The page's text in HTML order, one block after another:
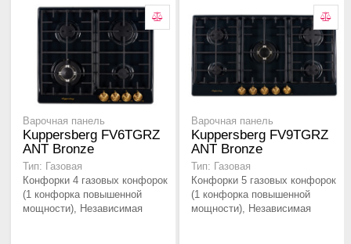
Варочная панель
Kuppersberg FV6TGRZ
ANT Bronze
Тип: Газовая
Конфорки 4 газовых конфорок
(1 конфорка повышенной
мощности), Независимая
Варочная панель
Kuppersberg FV9TGRZ
ANT Bronze
Тип: Газовая
Конфорки 5 газовых конфорок
(1 конфорка повышенной
мощности), Независимая